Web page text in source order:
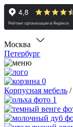
Москва
Петербург
0
Корпусная мебель /